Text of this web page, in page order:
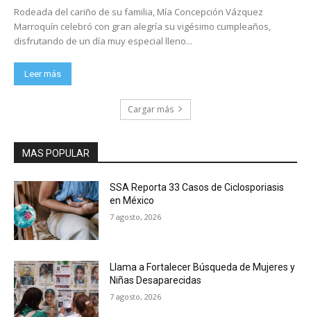
Rodeada del cariño de su familia, Mía Concepción Vázquez
Marroquín celebró con gran alegría su vigésimo cumpleaños,
disfrutando de un día muy especial lleno...
Leer más
Cargar más
MAS POPULAR
SSA Reporta 33 Casos de Ciclosporiasis
en México
7 agosto, 2026
Llama a Fortalecer Búsqueda de Mujeres y
Niñas Desaparecidas
7 agosto, 2026